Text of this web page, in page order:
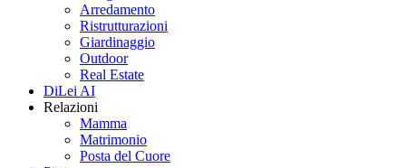
Arredamento
Ristrutturazioni
Giardinaggio
Outdoor
Real Estate
DiLei AI
Relazioni
Mamma
Matrimonio
Posta del Cuore